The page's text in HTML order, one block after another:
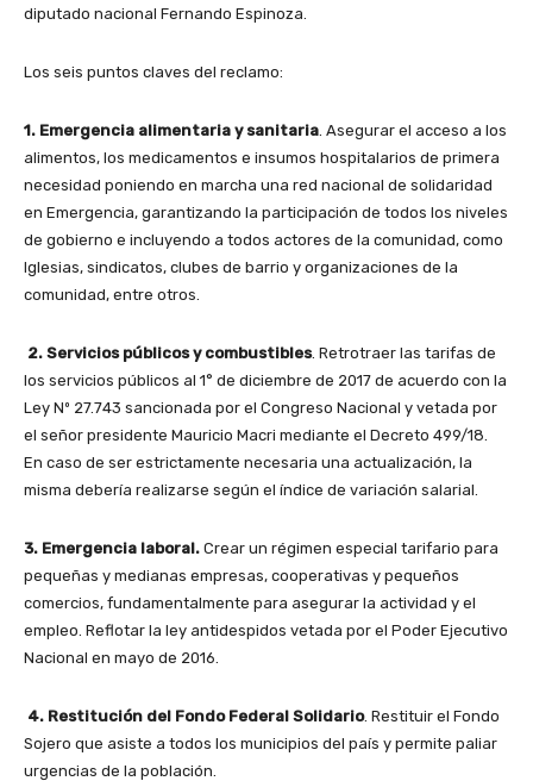
diputado nacional Fernando Espinoza.
Los seis puntos claves del reclamo:
1. Emergencia alimentaria y sanitaria . Asegurar el acceso a los
alimentos, los medicamentos e insumos hospitalarios de primera
necesidad poniendo en marcha una red nacional de solidaridad
en Emergencia, garantizando la participación de todos los niveles
de gobierno e incluyendo a todos actores de la comunidad, como
Iglesias, sindicatos, clubes de barrio y organizaciones de la
comunidad, entre otros.
2. Servicios públicos y combustibles. Retrotraer las tarifas de
los servicios públicos al 1° de diciembre de 2017 de acuerdo con la
Ley Nº 27.743 sancionada por el Congreso Nacional y vetada por
el señor presidente Mauricio Macri mediante el Decreto 499/18.
En caso de ser estrictamente necesaria una actualización, la
misma debería realizarse según el índice de variación salarial.
3. Emergencia laboral. Crear un régimen especial tarifario para
pequeñas y medianas empresas, cooperativas y pequeños
comercios, fundamentalmente para asegurar la actividad y el
empleo. Reflotar la ley antidespidos vetada por el Poder Ejecutivo
Nacional en mayo de 2016.
4. Restitución del Fondo Federal Solidario. Restituir el Fondo
Sojero que asiste a todos los municipios del país y permite paliar
urgencias de la población.